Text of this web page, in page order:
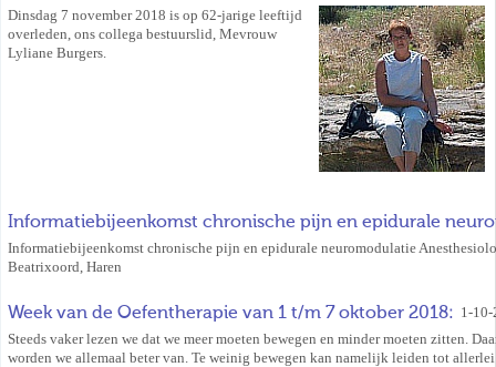
Dinsdag 7 november 2018 is op 62-jarige leeftijd
overleden, ons collega bestuurslid, Mevrouw
Lyliane Burgers.
Informatiebijeenkomst chronische pijn en epidurale
Informatiebijeenkomst chronische pijn en epidurale neuromodulatie
Beatrixoord, Haren
Week van de Oefentherapie van 1 t/m 7 oktober 2018: 1-
Steeds vaker lezen we dat we meer moeten bewegen en minder moeten zitten.
worden we allemaal beter van. Te weinig bewegen kan namelijk leiden tot allerlei